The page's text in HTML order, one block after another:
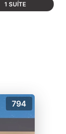
1 SUÍTE
794